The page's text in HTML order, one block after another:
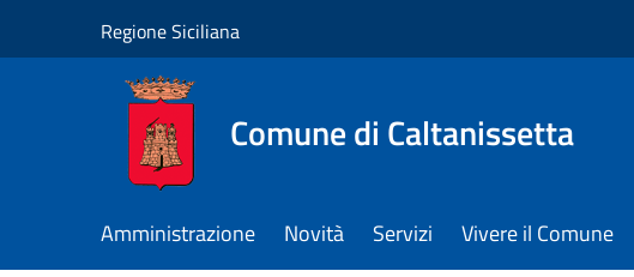
Regione Siciliana
Comune di Caltanissetta
Amministrazione Novità Servizi Vivere il Comune